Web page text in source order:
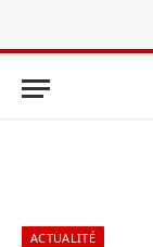
ACTUALITÉ